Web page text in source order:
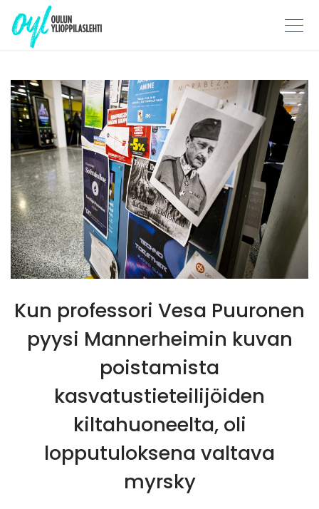
Skip
Kun professori Vesa Puuronen
pyysi Mannerheimin kuvan
poistamista
kasvatustieteilijöiden
kiltahuoneelta, oli
lopputuloksena valtava
myrsky